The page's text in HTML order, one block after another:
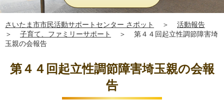
さいたま市市民活動サポートセンター さポット ＞
活動報告
＞
子育て、ファミリーサポート ＞
第４４回起立性調節障害埼
玉親の会報告
第４４回起立性調節障害埼玉親の会報
告